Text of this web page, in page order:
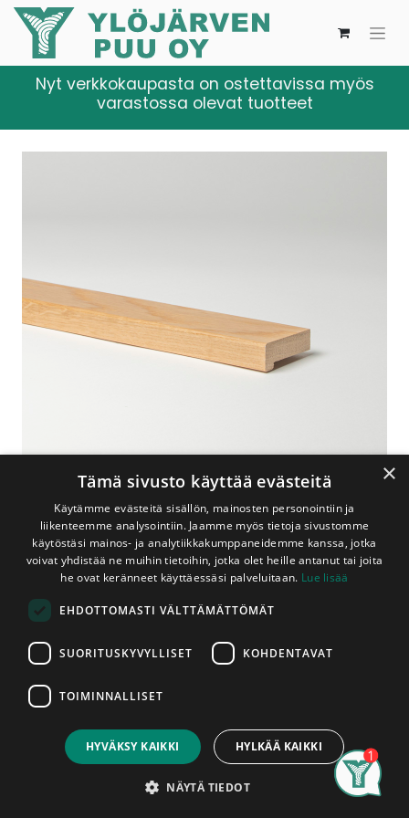
10,15€
Account
Nyt verkkokaupasta on ostettavissa myös
varastossa olevat tuotteet
Shop
Kynnykset
Kynnys Tammi M10 55x20 mm Lakattu
Kosteantilankynnys
Kynnys Tammi M10 55x20 mm
Lakattu Kosteantilankynnys
Aidosta tammesta valmistettu lakattu kosteantilan kynnys.
930 mm. Kynnys on mitoitettu 10 moduulin ovelle.
Kynnykset myydään kappaleittain. Asennettu tuote on
hyväksytty tuote, kynnyksessä ilmeneviin mahdollisiin
tuotantovirheisiin voidaan vedota vain ennen asentamista.
×
Tämä sivusto käyttää evästeitä
Käytämme evästeitä sisällön, mainosten personointiin ja
liikenteemme analysointiin. Jaamme myös tietoja sivustomme
käytöstäsi mainos- ja analytiikkakumppaneidemme kanssa, jotka
voivat yhdistää ne muihin tietoihin, jotka olet heille antanut tai joita
he ovat keränneet käyttäessäsi palveluitaan. Lue lisää
EHDOTTOMASTI VÄLTTÄMÄTTÖMÄT
SUORITUSKYVYLLISET KOHDENTAVAT
TOIMINNALLISET
HYVÄKSY KAIKKI HYLKÄÄ KAIKKI
NÄYTÄ TIEDOT